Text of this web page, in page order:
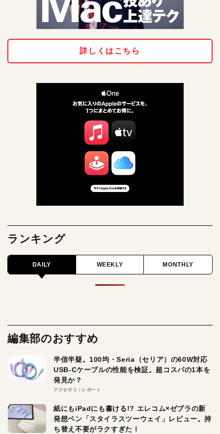
詳しくはこちら
ランキング
DAILY WEEKLY MONTHLY
編集部のおすすめ
半信半疑。100均・Seria（セリア）の60W対応
USB-Cケーブルの性能を検証。超コスパの1本を
発見か？
アクセサリ レポート
紙にもiPadにも書ける!? エレコム×ゼブラの新
発想ペン「スタイラスツーウェイ」レビュー。持
ち替え不要がラクすぎた！